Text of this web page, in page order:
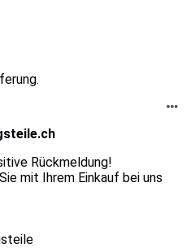
Rückmeldung!
mit Ihrem Einkauf bei uns